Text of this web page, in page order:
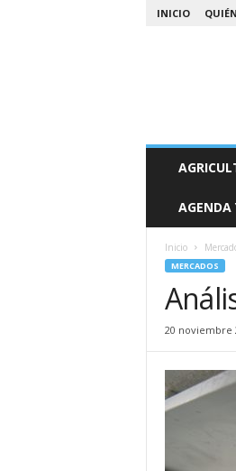
INICIO
N
AGENDA
Inicio
MERCADOS
20 noviembre